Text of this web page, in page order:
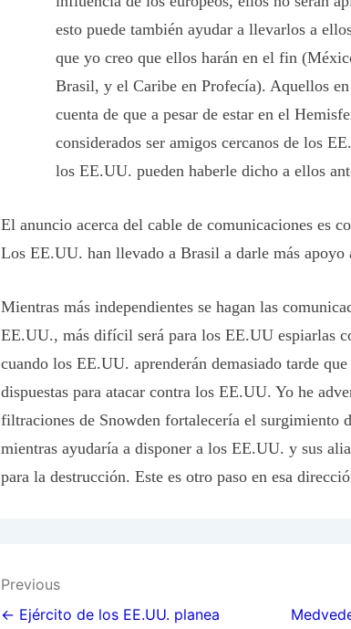
esto puede también ayudar a llevarlos a
que yo creo que ellos harán en el fin
Brasil, y el Caribe en Profecía). Aquellos
cuenta de que a pesar de estar en el
considerados ser amigos cercanos de los
los EE.UU. pueden haberle dicho a ellos
El anuncio acerca del cable de comunicaciones es
Los EE.UU. han llevado a Brasil a darle más apoyo
Mientras más independientes se hagan las
EE.UU., más difícil será para los EE.UU espiarlas
cuando los EE.UU. aprenderán demasiado tarde
dispuestas para atacar contra los EE.UU. Yo he
filtraciones de Snowden fortalecería el surgimiento
mientras ayudaría a disponer a los EE.UU. y sus
para la destrucción. Este es otro paso en esa
Post
navigation
Previous
← Ejército de los EE.UU. planea